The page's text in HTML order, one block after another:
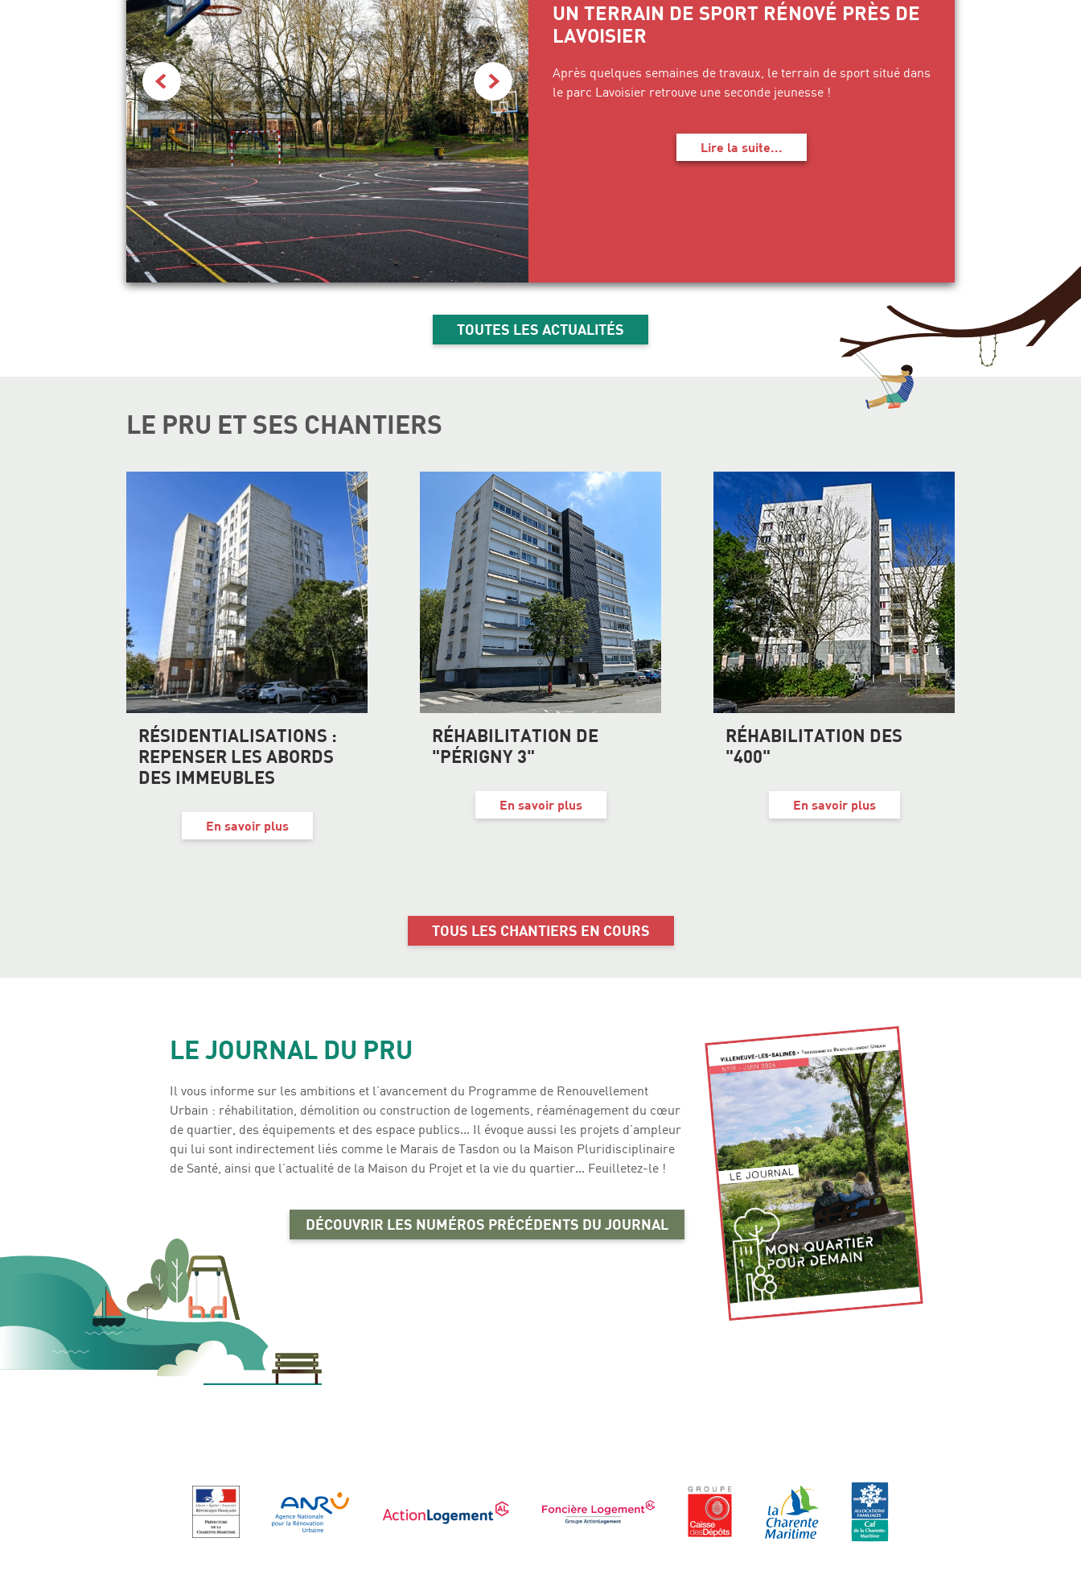
UN TERRAIN DE SPORT RÉNOVÉ PRÈS DE
LAVOISIER
Après quelques semaines de travaux, le terrain de sport situé dans
le parc Lavoisier retrouve une seconde jeunesse !
Lire la suite...
Actualité précédente
Actualité suivante
TOUTES LES ACTUALITÉS
LE PRU ET SES CHANTIERS
RÉSIDENTIALISATIONS :
REPENSER LES ABORDS
DES IMMEUBLES
En savoir plus
RÉHABILITATION DE
"PÉRIGNY 3"
En savoir plus
RÉHABILITATION DES
"400"
En savoir plus
TOUS LES CHANTIERS EN COURS
LE JOURNAL DU PRU
Il vous informe sur les ambitions et l’avancement du Programme de Renouvellement
Urbain : réhabilitation, démolition ou construction de logements, réaménagement du cœur
de quartier, des équipements et des espace publics... Il évoque aussi les projets d’ampleur
qui lui sont indirectement liés comme le Marais de Tasdon ou la Maison Pluridisciplinaire
de Santé, ainsi que l’actualité de la Maison du Projet et la vie du quartier... Feuilletez-le !
DÉCOUVRIR LES NUMÉROS PRÉCÉDENTS DU JOURNAL